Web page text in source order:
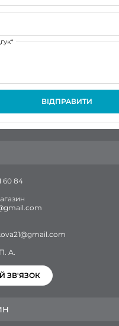
ВІДПРАВИТИ
60 84
А.
ЗВ'ЯЗОК